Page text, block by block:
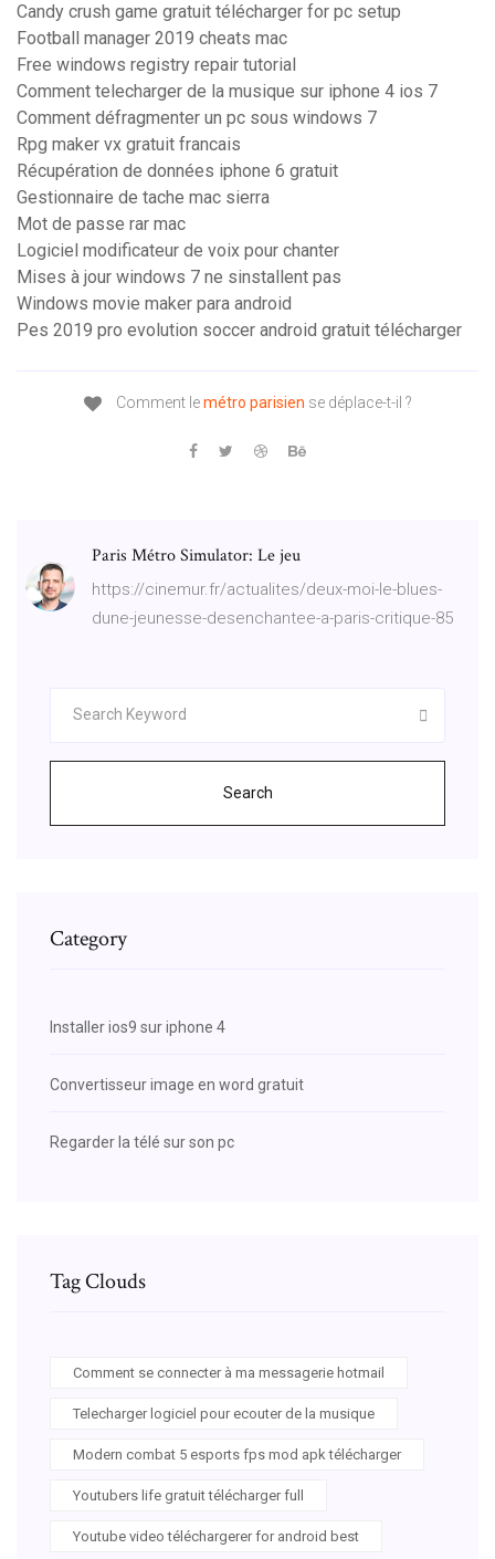
Candy crush game gratuit télécharger for pc setup
Football manager 2019 cheats mac
Free windows registry repair tutorial
Comment telecharger de la musique sur iphone 4 ios 7
Comment défragmenter un pc sous windows 7
Rpg maker vx gratuit francais
Récupération de données iphone 6 gratuit
Gestionnaire de tache mac sierra
Mot de passe rar mac
Logiciel modificateur de voix pour chanter
Mises à jour windows 7 ne sinstallent pas
Windows movie maker para android
Pes 2019 pro evolution soccer android gratuit télécharger
Comment lemétro parisien se déplace-t-il ?
Paris Métro Simulator: Le jeu
https://cinemur.fr/actualites/deux-moi-le-blues-
dune-jeunesse-desenchantee-a-paris-critique-85
Search
Category
Installer ios9 sur iphone 4
Convertisseur image en word gratuit
Regarder la télé sur son pc
Tag Clouds
Comment se connecter à ma messagerie hotmail
Telecharger logiciel pour ecouter de la musique
Modern combat 5 esports fps mod apk télécharger
Youtubers life gratuit télécharger full
Youtube video téléchargerer for android best